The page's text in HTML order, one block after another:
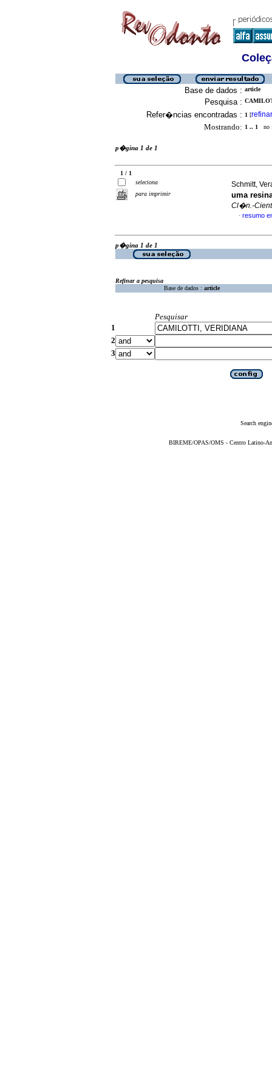
Base de dados : article
Pesquisa :
Refer�ncias encontradas : 1 [refinar
Mostrando: 1 .. 1 no
p�gina 1 de 1
1 / 1
seleciona
para imprimir
Schmitt,
uma
Cl�n.-
· resumo
p�gina 1 de 1
Refinar a pesquisa
Base de dados : article
Pesquisar
1
2
3
Search
BIREME/OPAS/OMS - Centro Latino-